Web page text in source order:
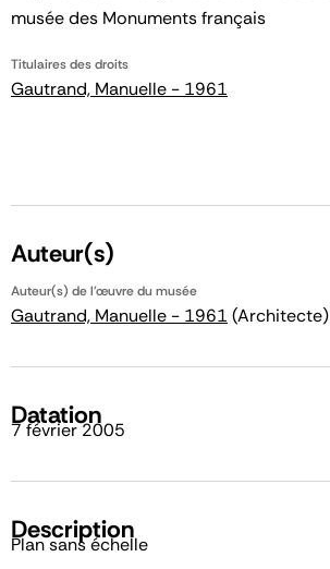
musée des Monuments français
Titulaires des droits
Gautrand, Manuelle - 1961
Auteur(s)
Auteur(s) de l'œuvre du musée
Gautrand, Manuelle - 1961 (Architecte)
Datation
7 février 2005
Description
Plan sans échelle